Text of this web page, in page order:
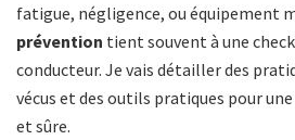
fatigue, négligence, ou équipement
prévention tient souvent à une
conducteur. Je vais détailler des
vécus et des outils pratiques pour
et sûre.